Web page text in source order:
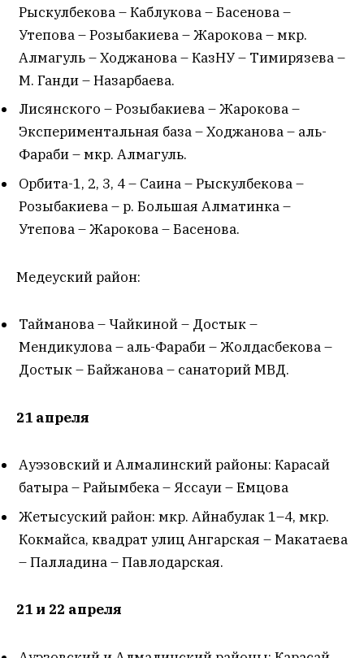
Рыскулбекова – Каблукова – Басенова –
Утепова – Розыбакиева – Жарокова – мкр.
Алмагуль – Ходжанова – КазНУ – Тимирязева –
М. Ганди – Назарбаева.
Лисянского – Розыбакиева – Жарокова –
Экспериментальная база – Ходжанова – аль-
Фараби – мкр. Алмагуль.
Орбита-1, 2, 3, 4 – Саина – Рыскулбекова –
Розыбакиева – р. Большая Алматинка –
Утепова – Жарокова – Басенова.
Медеуский район:
Тайманова – Чайкиной – Достык –
Мендикулова – аль-Фараби – Жолдасбекова –
Достык – Байжанова – санаторий МВД.
21 апреля
Ауэзовский и Алмалинский районы: Карасай
батыра – Райымбека – Яссауи – Емцова
Жетысуский район: мкр. Айнабулак 1–4, мкр.
Кокмайса, квадрат улиц Ангарская – Макатаева
– Палладина – Павлодарская.
21 и 22 апреля